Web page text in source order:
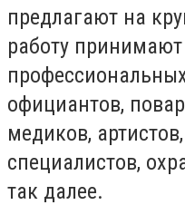
предлагают на
работу
официантов,
медиков,
специалистов,
так далее.